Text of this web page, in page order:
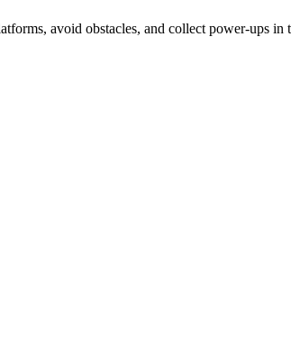
avoid obstacles, and collect power-ups in